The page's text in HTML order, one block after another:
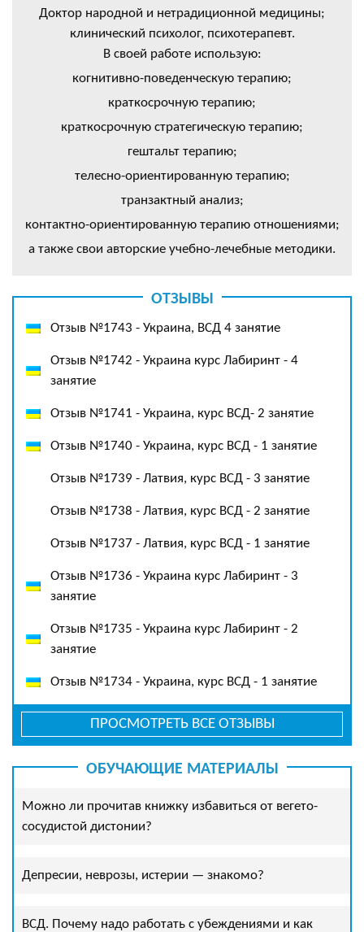
Доктор народной и нетрадиционной медицины;
клинический психолог, психотерапевт.
В своей работе использую:
когнитивно-поведенческую терапию;
краткосрочную терапию;
краткосрочную стратегическую терапию;
гештальт терапию;
телесно-ориентированную терапию;
транзактный анализ;
контактно-ориентированную терапию отношениями;
а также свои авторские учебно-лечебные методики.
ОТЗЫВЫ
Отзыв №1743 - Украина, ВСД 4 занятие
Отзыв №1742 - Украина курс Лабиринт - 4
занятие
Отзыв №1741 - Украина, курс ВСД- 2 занятие
Отзыв №1740 - Украина, курс ВСД - 1 занятие
Отзыв №1739 - Латвия, курс ВСД - 3 занятие
Отзыв №1738 - Латвия, курс ВСД - 2 занятие
Отзыв №1737 - Латвия, курс ВСД - 1 занятие
Отзыв №1736 - Украина курс Лабиринт - 3
занятие
Отзыв №1735 - Украина курс Лабиринт - 2
занятие
Отзыв №1734 - Украина, курс ВСД - 1 занятие
ПРОСМОТРЕТЬ ВСЕ ОТЗЫВЫ
ОБУЧАЮЩИЕ МАТЕРИАЛЫ
Можно ли прочитав книжку избавиться от вегето-
сосудистой дистонии?
Депресии, неврозы, истерии — знакомо?
ВСД. Почему надо работать с убеждениями и как